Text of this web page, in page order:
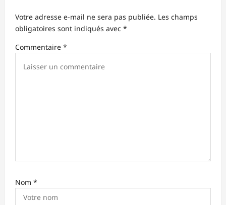
Votre adresse e-mail ne sera pas publiée. Les champs
obligatoires sont indiqués avec *
Commentaire *
Nom *